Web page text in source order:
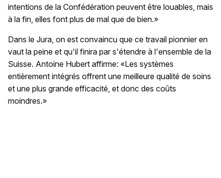
intentions de la Confédération peuvent être louables, mais
à la fin, elles font plus de mal que de bien.»
Dans le Jura, on est convaincu que ce travail pionnier en
vaut la peine et qu'il finira par s'étendre à l'ensemble de la
Suisse. Antoine Hubert affirme: «Les systèmes
entièrement intégrés offrent une meilleure qualité de soins
et une plus grande efficacité, et donc des coûts
moindres.»